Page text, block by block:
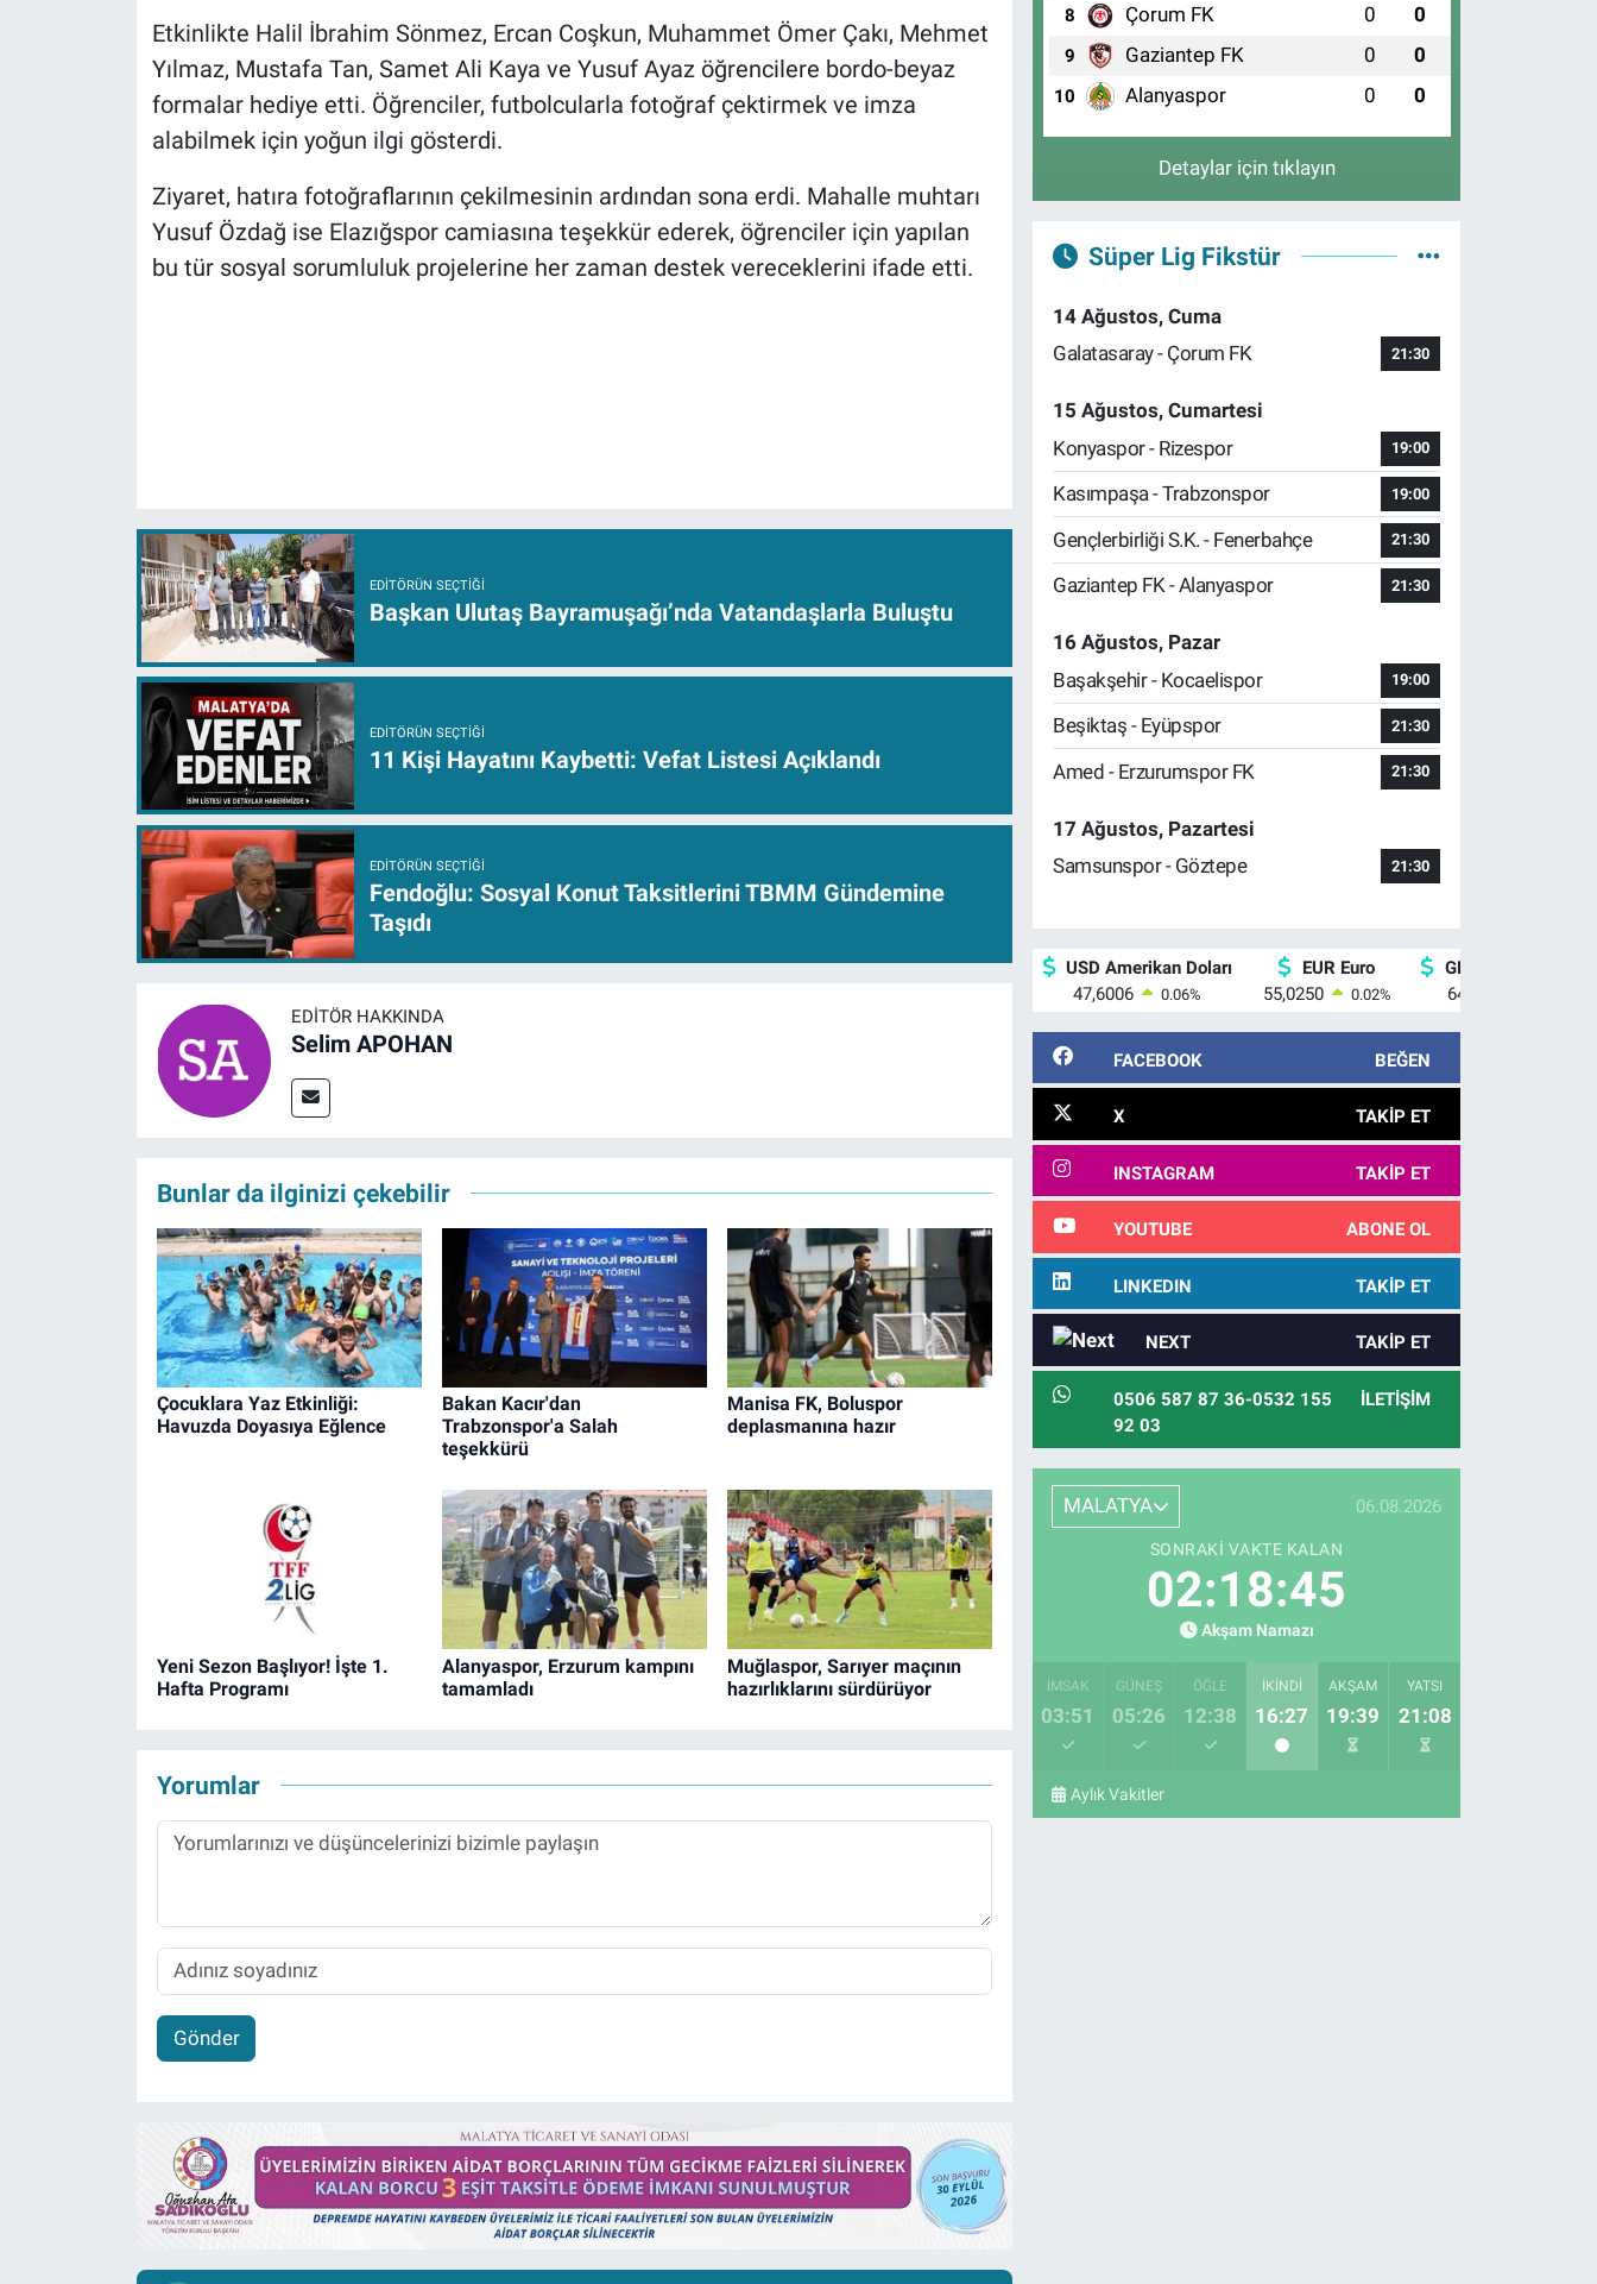
Etkinlikte Halil İbrahim Sönmez, Ercan Coşkun, Muhammet Ömer Çakı, Mehmet
Yılmaz, Mustafa Tan, Samet Ali Kaya ve Yusuf Ayaz öğrencilere bordo-beyaz
formalar hediye etti. Öğrenciler, futbolcularla fotoğraf çektirmek ve imza
alabilmek için yoğun ilgi gösterdi.
Ziyaret, hatıra fotoğraflarının çekilmesinin ardından sona erdi. Mahalle muhtarı
Yusuf Özdağ ise Elazığspor camiasına teşekkür ederek, öğrenciler için yapılan
bu tür sosyal sorumluluk projelerine her zaman destek vereceklerini ifade etti.
EDITÖRÜN SEÇTIĞI
Başkan Ulutaş Bayramuşağı’nda Vatandaşlarla Buluştu
EDITÖRÜN SEÇTIĞI
11 Kişi Hayatını Kaybetti: Vefat Listesi Açıklandı
EDITÖRÜN SEÇTIĞI
Fendoğlu: Sosyal Konut Taksitlerini TBMM Gündemine
Taşıdı
EDITÖR HAKKINDA
Selim APOHAN
Bunlar da ilginizi çekebilir
Çocuklara Yaz Etkinliği:
Havuzda Doyasıya Eğlence
Bakan Kacır'dan
Trabzonspor'a Salah
teşekkürü
Manisa FK, Boluspor
deplasmanına hazır
Yeni Sezon Başlıyor! İşte 1.
Hafta Programı
Alanyaspor, Erzurum kampını
tamamladı
Muğlaspor, Sarıyer maçının
hazırlıklarını sürdürüyor
Yorumlar
Gönder
8 Çorum FK 0 0
9 Gaziantep FK 0 0
10 Alanyaspor 0 0
Detaylar için tıklayın
Süper Lig Fikstür
14 Ağustos, Cuma
Galatasaray - Çorum FK
21:30
15 Ağustos, Cumartesi
Konyaspor - Rizespor
19:00
Kasımpaşa - Trabzonspor 19:00
Gençlerbirliği S.K. - Fenerbahçe 21:30
Gaziantep FK - Alanyaspor 21:30
16 Ağustos, Pazar
Başakşehir - Kocaelispor
19:00
Beşiktaş - Eyüpspor 21:30
Amed - Erzurumspor FK 21:30
17 Ağustos, Pazartesi
Samsunspor - Göztepe
21:30
USD Amerikan Doları
47,6006
0.06%
EUR Euro
55,0250
0.02%
GBP İngiliz Sterlini
64,2398
FACEBOOK BEĞEN
X TAKIP ET
INSTAGRAM TAKIP ET
YOUTUBE ABONE OL
LINKEDIN TAKIP ET
NEXT TAKIP ET
0506 587 87 36-0532 155
92 03
İLETIŞIM
MALATYA 06.08.2026
SONRAKI VAKTE KALAN
02:18:44
Akşam Namazı
İMSAK
03:51
GÜNEŞ
05:26
ÖĞLE
12:38
İKINDI
16:27
AKŞAM
19:39
YATSI
21:08
Aylık Vakitler